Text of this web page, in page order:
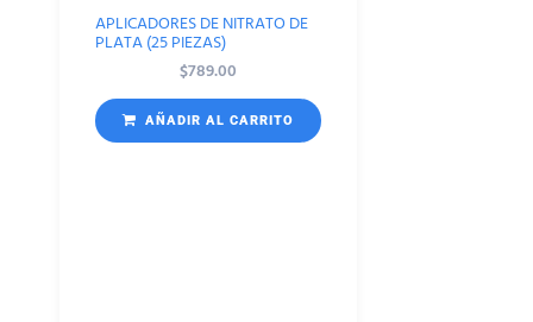
APLICADORES DE NITRATO DE
PLATA (25 PIEZAS)
$789.00
AÑADIR AL CARRITO